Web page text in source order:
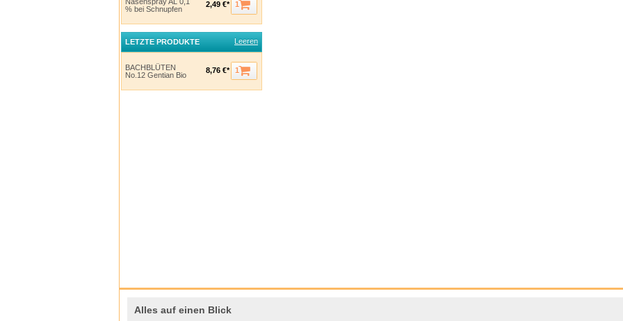
% bei Schnupfen
2,49 €* 1
LETZTE PRODUKTE Leeren
BACHBLÜTEN
No.12 Gentian Bio
8,76 €* 1
Alles auf einen Blick